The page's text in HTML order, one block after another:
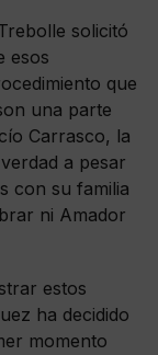
solicitó
esos
que
una parte
Carrasco, la
a pesar
con su familia
ni Amador
estos
ha decidido
momento